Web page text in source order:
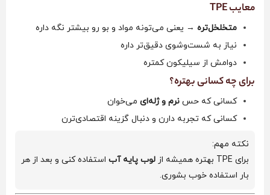
معایب TPE
متخلخل‌تره → یعنی می‌تونه مواد و بو رو بیشتر نگه داره
نیاز به شست‌وشوی دقیق‌تر داره
دوامش از سیلیکون کمتره
برای چه کسانی بهتره؟
کسانی که حس نرم و ژله‌ای می‌خوان
کسانی که تجربه دارن و دنبال گزینه اقتصادی‌ترن
نکته مهم:
برای TPE بهتره همیشه از
لوب پایه آب استفاده کنی و بعد از هر
بار استفاده خوب بشوری.